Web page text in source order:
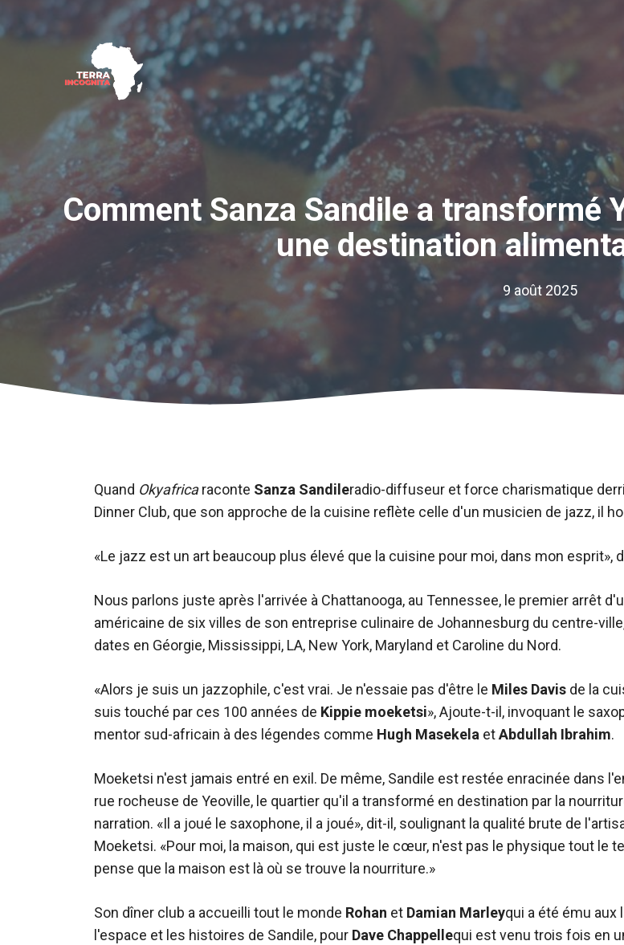
au
Comment Sanza Sandile a transformé
une destination
9 août 2025
Quand Okyafricaraconte Sanza Sandileradio-diffuseur et force charismatique
Dinner Club, que son approche de la cuisine reflète celle d'un musicien de jazz, il
«Le jazz est un art beaucoup plus élevé que la cuisine pour moi, dans mon esprit»,
Nous parlons juste après l'arrivée à Chattanooga, au Tennessee, le premier arrêt
américaine de six villes de son entreprise culinaire de Johannesburg du centre-
dates en Géorgie, Mississippi, LA, New York, Maryland et Caroline du Nord.
«Alors je suis un jazzophile, c'est vrai. Je n'essaie pas d'être le Miles Davis de la
suis touché par ces 100 années de Kippie moeketsi», Ajoute-t-il, invoquant le
mentor sud-africain à des légendes comme Hugh Masekela etAbdullah Ibrahim.
Moeketsi n'est jamais entré en exil. De même, Sandile est restée enracinée dans
rue rocheuse de Yeoville, le quartier qu'il a transformé en destination par la
narration. «Il a joué le saxophone, il a joué», dit-il, soulignant la qualité brute de
Moeketsi. «Pour moi, la maison, qui est juste le cœur, n'est pas le physique tout le
pense que la maison est là où se trouve la nourriture.»
Son dîner club a accueilli tout le monde Rohan et Damian Marleyqui a été ému aux
l'espace et les histoires de Sandile, pour Dave Chappellequi est venu trois fois en